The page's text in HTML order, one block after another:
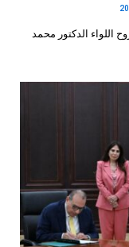
اللواء الدكتور محمد